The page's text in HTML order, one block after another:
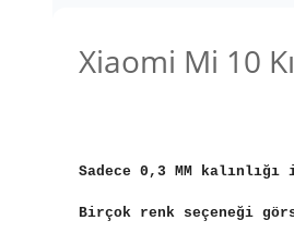
Xiaomi Mi 10
Sadece 0,3 MM
Birçok renk seçeneği